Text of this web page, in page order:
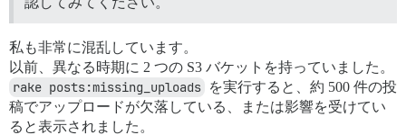
私も非常に混乱しています。
以前、異なる時期に 2 つの S3 バケットを持っていました。
rake posts:missing_uploads を実行すると、約 500 件の投
稿でアップロードが欠落している、または影響を受けてい
ると表示されました。